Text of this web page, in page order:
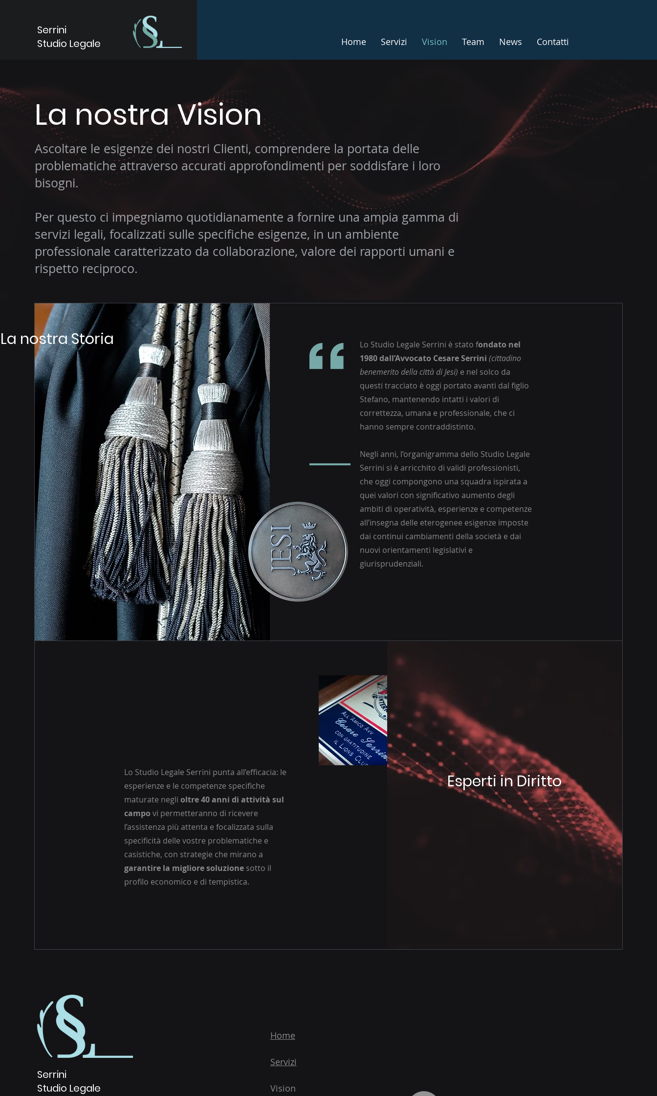
Serrini
Studio Legale
Home Servizi Vision Team News Contatti
La nostra Vision
Ascoltare le esigenze dei nostri Clienti, comprendere la portata delle
problematiche attraverso accurati approfondimenti per soddisfare i loro
bisogni.
Per questo ci impegniamo quotidianamente a fornire una ampia gamma di
servizi legali, focalizzati sulle specifiche esigenze, in un ambiente
professionale caratterizzato da collaborazione, valore dei rapporti umani e
rispetto reciproco.
La nostra Storia Lo Studio Legale Serrini è stato fondato nel
1980 dall’Avvocato Cesare Serrini (cittadino
benemerito della città di Jesi) e nel solco da
questi tracciato è oggi portato avanti dal figlio
Stefano, mantenendo intatti i valori di
correttezza, umana e professionale, che ci
hanno sempre contraddistinto.
Negli anni, l’organigramma dello Studio Legale
Serrini si è arricchito di validi professionisti,
che oggi compongono una squadra ispirata a
quei valori con significativo aumento degli
ambiti di operatività, esperienze e competenze
all’insegna delle eterogenee esigenze imposte
dai continui cambiamenti della società e dai
nuovi orientamenti legislativi e
giurisprudenziali.
Lo Studio Legale Serrini punta all’efficacia: le
esperienze e le competenze specifiche
maturate neglioltre 40 anni di attività sul
campo vi permetteranno di ricevere
l’assistenza più attenta e focalizzata sulla
specificità delle vostre problematiche e
casistiche, con strategie che mirano a
garantire la migliore soluzione sotto il
profilo economico e di tempistica.
Esperti in Diritto
Serrini
Studio Legale
Home
Servizi
Vision